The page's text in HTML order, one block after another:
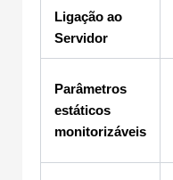
Ligação ao
Servidor
Parâmetros
estáticos
monitorizáveis